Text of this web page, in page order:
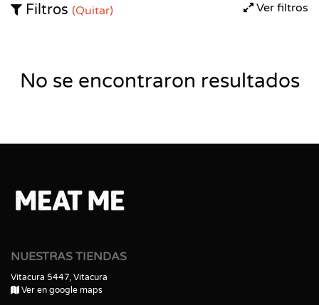
Ver filtros
Filtros (Quitar)
No se encontraron resultados
NUESTRAS TIENDAS
Vitacura 5447, Vitacura
Ver en google maps